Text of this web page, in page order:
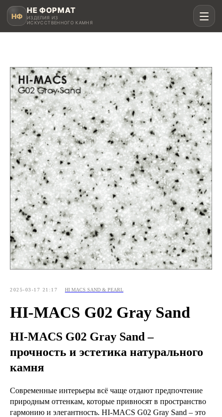
НФ
НЕ ФОРМАТ
ИЗДЕЛИЯ ИЗ
ИСКУССТВЕННОГО КАМНЯ
Рассчитать в MAX
Написать в Telegram
Столешницы для кухни
Акрил, кварц, HPL compact
Мойки и раковины
Интегрированные и подклеенные
Кухонные фартуки
Стеновые панели из камня
Мангальные зоны
Столешницы для барбекю
Кухонная техника
Подбор под столешницу
Разделочные доски
2025-03-17 21:17 HI MACS SAND & PEARL
HI-MACS G02 Gray Sand
HI-MACS G02 Gray Sand –
прочность и эстетика натурального
камня
Современные интерьеры всё чаще отдают предпочтение
природным оттенкам, которые привносят в пространство
гармонию и элегантность. HI-MACS G02 Gray Sand – это